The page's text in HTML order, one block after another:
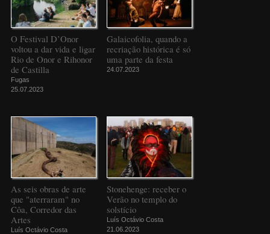
O Festival D’Onor
voltou a dar vida e ligar
Rio de Onor e Rihonor
de Castilla
Fugas
25.07.2023
Galaicofolia, quando a
recriação histórica é só
uma parte da festa
24.07.2023
As seis obras de arte
que "aterraram" no
Côa, Corredor das
Artes
Luís Octávio Costa
Stonehenge: receber o
Verão no templo do
solstício
Luís Octávio Costa
21.06.2023